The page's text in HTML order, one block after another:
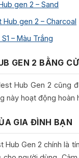
gen 2 – Sand
gen 2 – Charcoal
– Màu Trắng
GEN 2 BẰNG
Hub Gen 2 cũng
này hoạt động
GIA ĐÌNH BẠN
Gen 2 chính là